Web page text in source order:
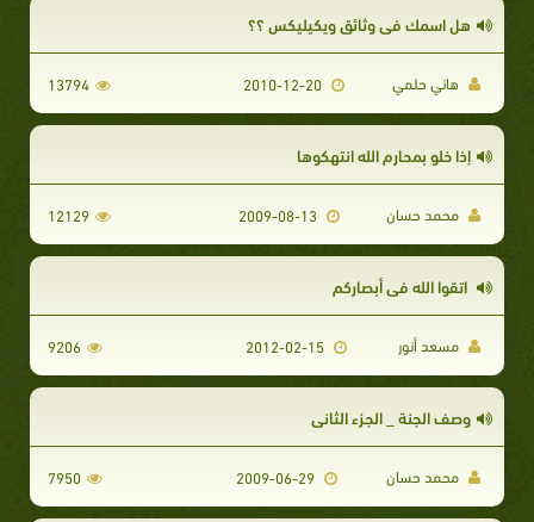
هل اسمك في وثائق ويكيليكس ؟؟
هاني حلمي 2010-12-20
13794
إذا خلو بمحارم الله انتهكوها
محمد حسان 12129
اتقوا الله في أبصاركم
مسعد أنور 2012-02-15
9206
وصف الجنة _ الجزء الثاني
محمد حسان 7950